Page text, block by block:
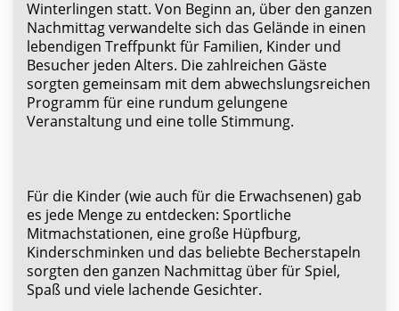
Winterlingen statt. Von Beginn an, über den ganzen
Nachmittag verwandelte sich das Gelände in einen
lebendigen Treffpunkt für Familien, Kinder und
Besucher jeden Alters. Die zahlreichen Gäste
sorgten gemeinsam mit dem abwechslungsreichen
Programm für eine rundum gelungene
Veranstaltung und eine tolle Stimmung.
Für die Kinder (wie auch für die Erwachsenen) gab
es jede Menge zu entdecken: Sportliche
Mitmachstationen, eine große Hüpfburg,
Kinderschminken und das beliebte Becherstapeln
sorgten den ganzen Nachmittag über für Spiel,
Spaß und viele lachende Gesichter.